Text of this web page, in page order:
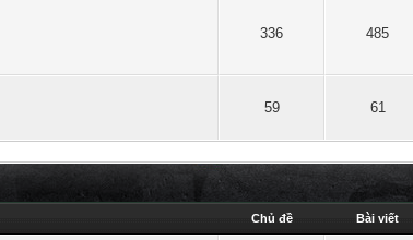
336 485
59 61
Chủ đề Bài viết